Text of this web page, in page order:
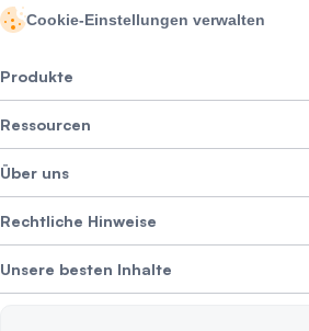
Cookie-Einstellungen verwalten
Produkte
Smart Exchange
Crypto Bundles
Erträge erzielen
Alpha Deals
Ressourcen
Help Center
Branding-Paket
Über uns
Über SwissBorg
Karriere WIR STELLEN EIN
Rechtliche Hinweise
Datenschutzerklärung
Unsere besten Inhalte